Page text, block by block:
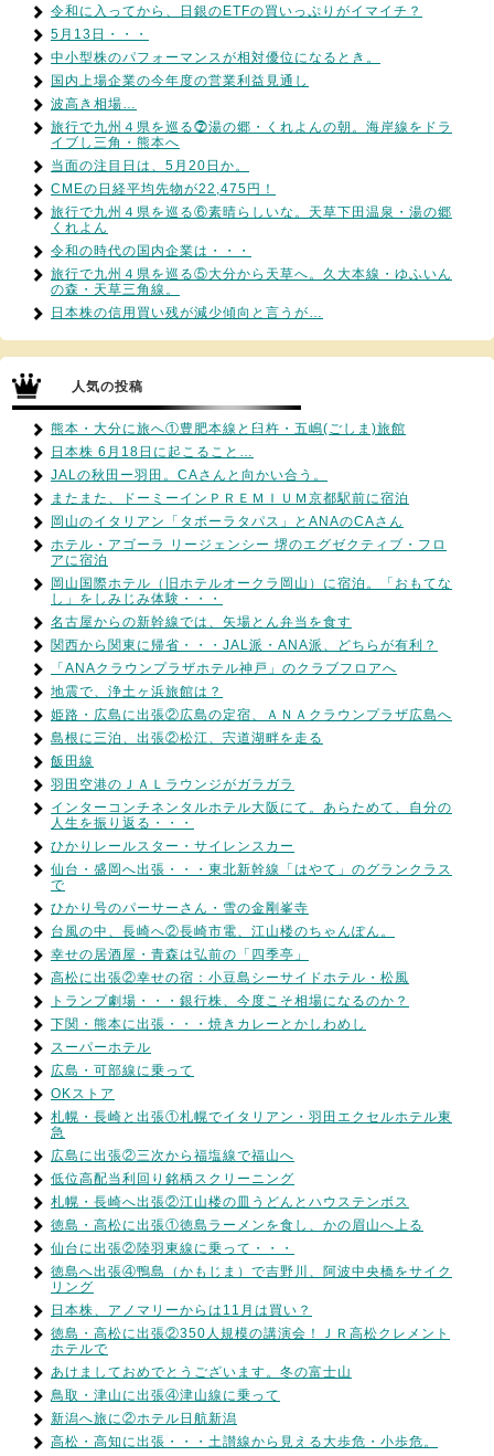
令和に入ってから、日銀のETFの買いっぷりがイマイチ？
5月13日・・・
中小型株のパフォーマンスが相対優位になるとき。
国内上場企業の今年度の営業利益見通し
波高き相場…
旅行で九州４県を巡る⓻湯の郷・くれよんの朝。海岸線をドラ
イブし三角・熊本へ
当面の注目日は、5月20日か。
CMEの日経平均先物が22,475円！
旅行で九州４県を巡る⑥素晴らしいな。天草下田温泉・湯の郷
くれよん
令和の時代の国内企業は・・・
旅行で九州４県を巡る⑤大分から天草へ。久大本線・ゆふいん
の森・天草三角線。
日本株の信用買い残が減少傾向と言うが…
人気の投稿
熊本・大分に旅へ①豊肥本線と臼杵・五嶋(ごしま)旅館
日本株 6月18日に起こること…
JALの秋田ー羽田。CAさんと向かい合う。
またまた、ドーミーインＰＲＥＭＩＵＭ京都駅前に宿泊
岡山のイタリアン「タボーラタパス」とANAのCAさん
ホテル・アゴーラ リージェンシー 堺のエグゼクティブ・フロ
アに宿泊
岡山国際ホテル（旧ホテルオークラ岡山）に宿泊。「おもてな
し」をしみじみ体験・・・
名古屋からの新幹線では、矢場とん弁当を食す
関西から関東に帰省・・・JAL派・ANA派、どちらが有利？
「ANAクラウンプラザホテル神戸」のクラブフロアへ
地震で、浄土ヶ浜旅館は？
姫路・広島に出張②広島の定宿、ＡＮＡクラウンプラザ広島へ
島根に三泊、出張②松江、宍道湖畔を走る
飯田線
羽田空港のＪＡＬラウンジがガラガラ
インターコンチネンタルホテル大阪にて。あらためて、自分の
人生を振り返る・・・
ひかりレールスター・サイレンスカー
仙台・盛岡へ出張・・・東北新幹線「はやて」のグランクラス
で
ひかり号のパーサーさん・雪の金剛峯寺
台風の中、長崎へ②長崎市電、江山楼のちゃんぽん。
幸せの居酒屋・青森は弘前の「四季亭」
高松に出張②幸せの宿：小豆島シーサイドホテル・松風
トランプ劇場・・・銀行株、今度こそ相場になるのか？
下関・熊本に出張・・・焼きカレーとかしわめし
スーパーホテル
広島・可部線に乗って
OKストア
札幌・長崎と出張①札幌でイタリアン・羽田エクセルホテル東
急
広島に出張②三次から福塩線で福山へ
低位高配当利回り銘柄スクリーニング
札幌・長崎へ出張②江山楼の皿うどんとハウステンボス
徳島・高松に出張①徳島ラーメンを食し、かの眉山へ上る
仙台に出張②陸羽東線に乗って・・・
徳島へ出張④鴨島（かもじま）で吉野川、阿波中央橋をサイク
リング
日本株、アノマリーからは11月は買い？
徳島・高松に出張②350人規模の講演会！ＪＲ高松クレメント
ホテルで
あけましておめでとうございます。冬の富士山
鳥取・津山に出張④津山線に乗って
新潟へ旅に②ホテル日航新潟
高松・高知に出張・・・土讃線から見える大歩危・小歩危。